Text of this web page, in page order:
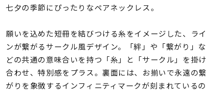
レディース
リングサイズ
～
七夕の季節にぴったりなペアネックレス。
願いを込めた短冊を結びつける糸をイメージした、ライ
ンが繋がるサークル風デザイン。「絆」や「繋がり」な
どの共通の意味合いを持つ「糸」と「サークル」を掛け
合わせ、特別感をプラス。裏面には、お揃いで永遠の繋
がりを象徴するインフィニティマークが刻まれているの